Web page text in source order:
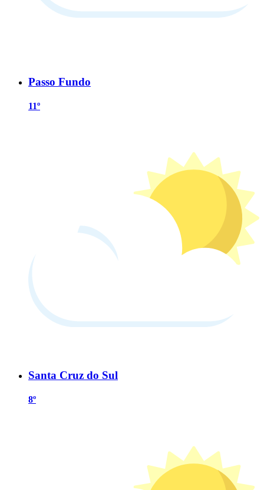
Passo Fundo
11º
Santa Cruz do Sul
8º